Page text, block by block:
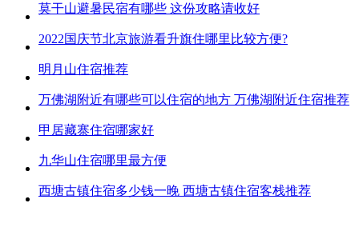
莫干山避暑民宿有哪些 这份攻略请收好
2022国庆节北京旅游看升旗住哪里比较方便?
明月山住宿推荐
万佛湖附近有哪些可以住宿的地方 万佛湖附近住宿推荐
甲居藏寨住宿哪家好
九华山住宿哪里最方便
西塘古镇住宿多少钱一晚 西塘古镇住宿客栈推荐